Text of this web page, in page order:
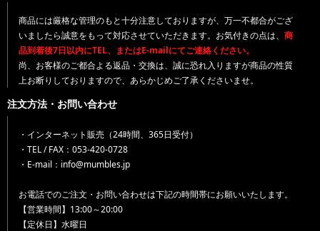
商品には厳格な管理のもと十分注意しておりますが、万一不都合がござ
いましたら誠意をもって対応させていただきます。お気付きの点は、 商
品到着後7日以内にTEL、またはE-mailにてご連絡ください。
尚、お客様のご都合よる返品・交換は、誠に恐れ入りますが商品の性質
上お断りしておりますので、あらかじめご了承くださいませ。
注文方法・お問い合わせ
・インターネット販売（24時間、365日受付）
・TEL / FAX：053-420-0728
・E-mail：info@mumbles.jp
お電話でのご注文・お問い合わせは下記の時間帯にお願いいたします。
【営業時間】13:00～20:00
【定休日】水曜日